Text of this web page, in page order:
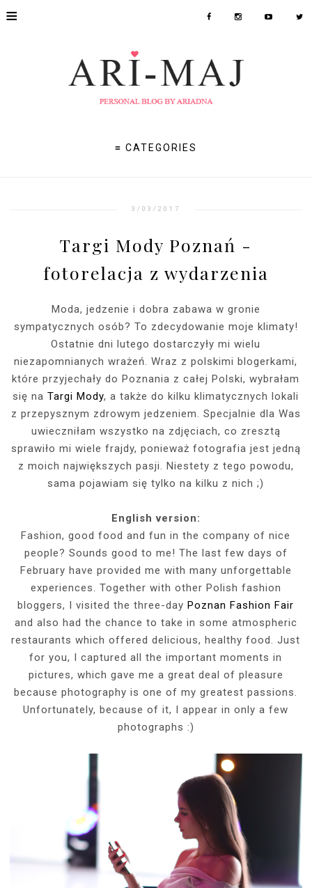
≡
≡ CATEGORIES
3/03/2017
Targi Mody Poznań -
fotorelacja z wydarzenia
Moda, jedzenie i dobra zabawa w gronie
sympatycznych osób? To zdecydowanie moje klimaty!
Ostatnie dni lutego dostarczyły mi wielu
niezapomnianych wrażeń. Wraz z polskimi blogerkami,
które przyjechały do Poznania z całej Polski, wybrałam
się naTargi Mody, a także do kilku klimatycznych lokali
z przepysznym zdrowym jedzeniem. Specjalnie dla Was
uwieczniłam wszystko na zdjęciach, co zresztą
sprawiło mi wiele frajdy, ponieważ fotografia jest jedną
z moich największych pasji. Niestety z tego powodu,
sama pojawiam się tylko na kilku z nich ;)
English version:
Fashion, good food and fun in the company of nice
people? Sounds good to me! The last few days of
February have provided me with many unforgettable
experiences. Together with other Polish fashion
bloggers, I visited the three-dayPoznan Fashion Fair
and also had the chance to take in some atmospheric
restaurants which offered delicious, healthy food. Just
for you, I captured all the important moments in
pictures, which gave me a great deal of pleasure
because photography is one of my greatest passions.
Unfortunately, because of it, I appear in only a few
photographs :)